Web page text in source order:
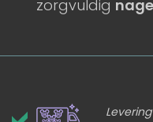
zorgvuldig